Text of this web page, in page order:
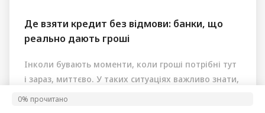
0% прочитано
0%
Де взяти кредит без відмови: банки, що
реально дають гроші
Інколи бувають моменти, коли гроші потрібні тут
і зараз, миттєво. У таких ситуаціях важливо знати,
[…]